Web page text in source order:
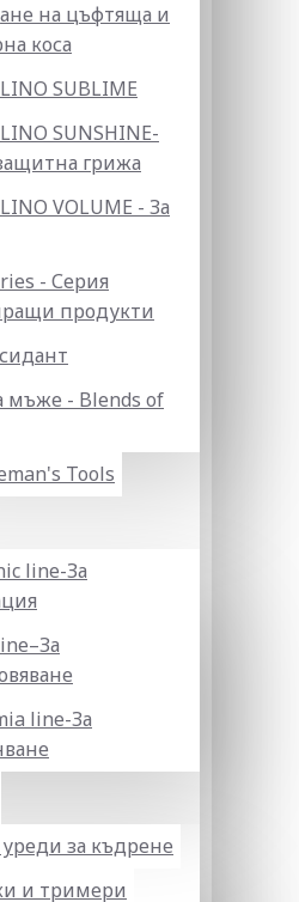
на цъфтяща и
коса
SUBLIME
SUNSHINE-
грижа
VOLUME - За
- Серия
продукти
мъже - Blends of
Tools
line-За
line-За
за къдрене
и тримери